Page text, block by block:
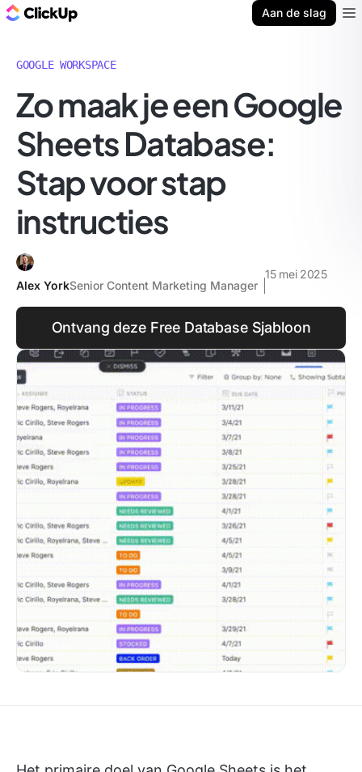
Aan de slag
GOOGLE WORKSPACE
Zo maak je een Google
Sheets Database:
Stap voor stap
instructies
Alex YorkSenior Content Marketing Manager
15 mei 2025
Ontvang deze Free Database Sjabloon